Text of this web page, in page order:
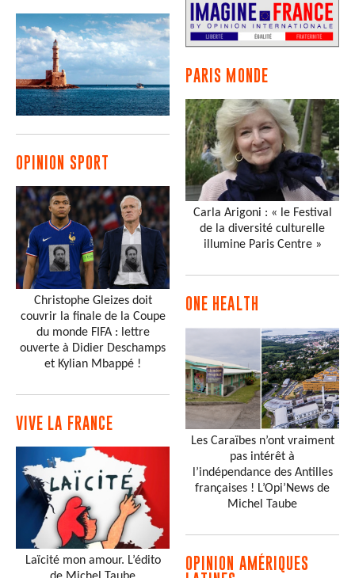
OPINION SPORT
Christophe Gleizes doit
couvrir la finale de la Coupe
du monde FIFA : lettre
ouverte à Didier Deschamps
et Kylian Mbappé !
VIVE LA FRANCE
Laïcité mon amour. L’édito
PARIS MONDE
Carla Arigoni : « le Festival
de la diversité culturelle
illumine Paris Centre »
ONE HEALTH
Les Caraïbes n’ont vraiment
pas intérêt à
l’indépendance des Antilles
françaises ! L’Opi’News de
Michel Taube
OPINION AMÉRIQUES